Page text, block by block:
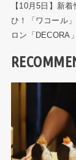
【10月5日】新
ひ！「ワコール
ロン「DECORA